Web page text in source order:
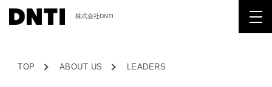
株式会社DNTI
TOP ABOUT US LEADERS